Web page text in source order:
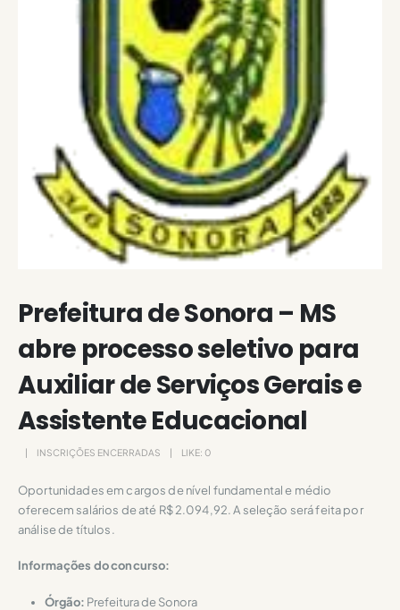
Prefeitura de Sonora – MS
abre processo seletivo para
Auxiliar de Serviços Gerais e
Assistente Educacional
INSCRIÇÕES ENCERRADAS LIKE: 0
Oportunidades em cargos de nível fundamental e médio
oferecem salários de até R$ 2.094,92. A seleção será feita por
análise de títulos.
Informações do concurso:
Órgão: Prefeitura de Sonora